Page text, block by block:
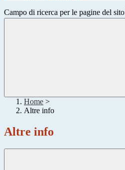
Campo di ricerca per le pagine del sito
Home >
Altre info
Altre info